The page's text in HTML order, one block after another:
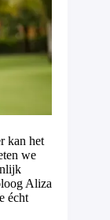
kan het
we
Aliza
écht